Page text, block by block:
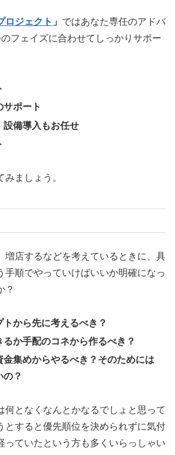
ロジェクト 」 ではあなた専任のアドバ
フェイズに合わせてしっかりサポー
サポート
設備導入もお任せ
ましょう。
増店するなどを考えているときに、具
手順でやっていけばいいか明確になっ
？
トから先に考えるべき？
か手配のコネから作るべき？
金集めからやるべき？そのためには
の？
何となくなんとかなるでしょと思って
とすると優先順位を決められずに気付
っていたという方も多くいらっしゃい